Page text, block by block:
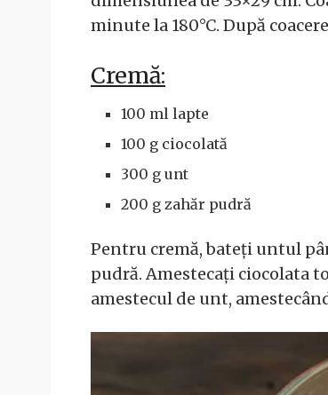
minute la 180°C. După
Cremă:
100 ml lapte
100 g ciocolată
300 g unt
200 g zahăr pudră
Pentru cremă, bateți untul
pudră. Amestecați ciocolata
amestecul de unt,